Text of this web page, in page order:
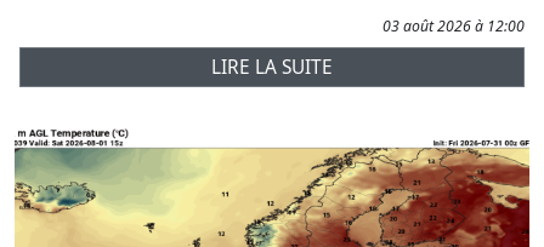
03 août 2026 à 12:00
LIRE LA SUITE